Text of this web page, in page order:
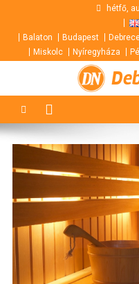
content
hétfő,
Balaton Budapest
Miskolc
Nyíregyháza